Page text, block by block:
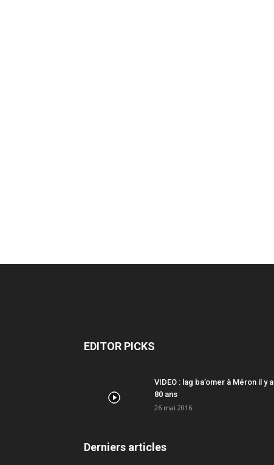
EDITOR PICKS
VIDEO : lag ba’omer à Méron il y a
80 ans
26 mai 2016
Derniers articles